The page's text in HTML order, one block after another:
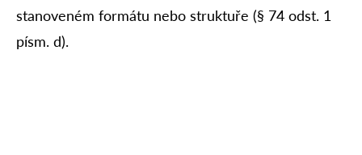
stanoveném formátu nebo struktuře (§ 74 odst. 1
písm. d).